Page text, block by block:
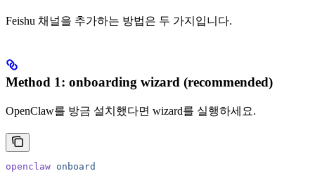
Feishu 채널을 추가하는 방법은 두 가지입니다.
Method 1: onboarding wizard (recommended)
OpenClaw를 방금 설치했다면 wizard를 실행하세요.
openclaw onboard